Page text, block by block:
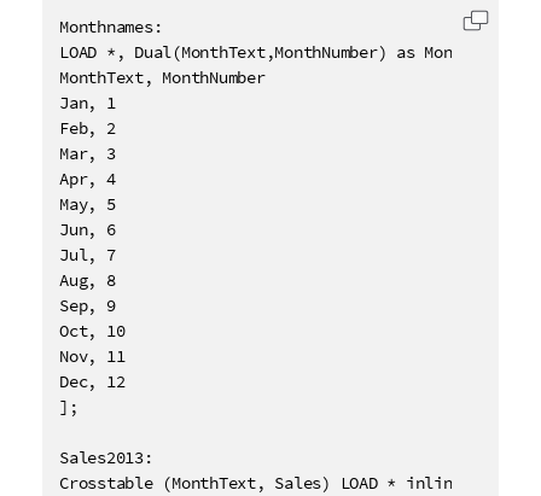
Monthnames:
LOAD *, Dual(MonthText,MonthNumber) as Month
MonthText, MonthNumber
Jan, 1
Feb, 2
Mar, 3
Apr, 4
May, 5
Jun, 6
Jul, 7
Aug, 8
Sep, 9
Oct, 10
Nov, 11
Dec, 12
];
Sales2013:
Crosstable (MonthText, Sales) LOAD * inline [
將代碼